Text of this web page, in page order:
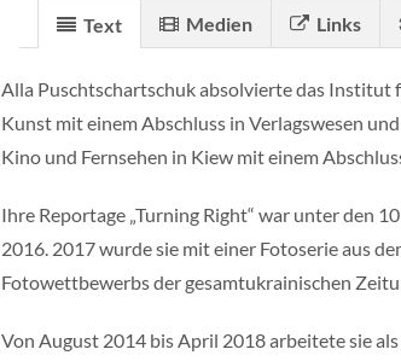
Text Medien Links
Alla Puschtschartschuk absolvierte das
Kunst mit einem Abschluss in Verlagswesen
Kino und Fernsehen in Kiew mit einem
Ihre Reportage „Turning Right“ war unter den
2016. 2017 wurde sie mit einer Fotoserie aus
Fotowettbewerbs der gesamtukrainischen
Von August 2014 bis April 2018 arbeitete sie